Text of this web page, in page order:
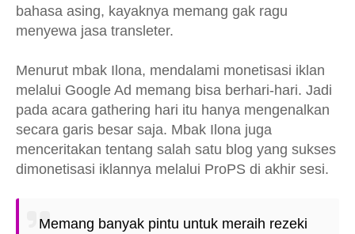
bahasa asing, kayaknya memang gak ragu
menyewa jasa transleter.
Menurut mbak Ilona, mendalami monetisasi iklan
melalui Google Ad memang bisa berhari-hari. Jadi
pada acara gathering hari itu hanya mengenalkan
secara garis besar saja. Mbak Ilona juga
menceritakan tentang salah satu blog yang sukses
dimonetisasi iklannya melalui ProPS di akhir sesi.
Memang banyak pintu untuk meraih rezeki